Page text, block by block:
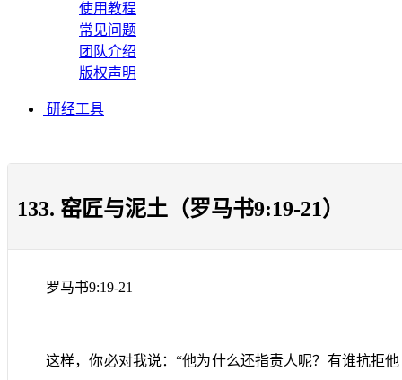
使用教程
常见问题
团队介绍
版权声明
研经工具
133. 窑匠与泥土（罗马书9:19-21）
罗马书9:19-21
这样，你必对我说：“他为什么还指责人呢？有谁抗拒他